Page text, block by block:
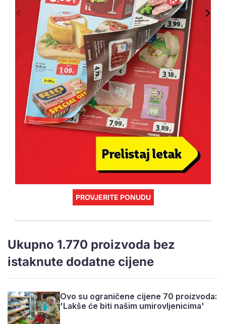
PROVJERITE PONUDU
Ukupno 1.770 proizvoda bez
istaknute dodatne cijene
Ovo su ograničene cijene 70 proizvoda:
'Lakše će biti našim umirovljenicima'